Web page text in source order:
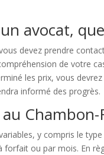
avocat,
devez prendre
de votre
les prix, vous
informé des progrès.
Chambon-
y compris le
ou par mois. En